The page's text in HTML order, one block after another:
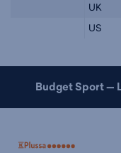
UK
US
Budget Sport —